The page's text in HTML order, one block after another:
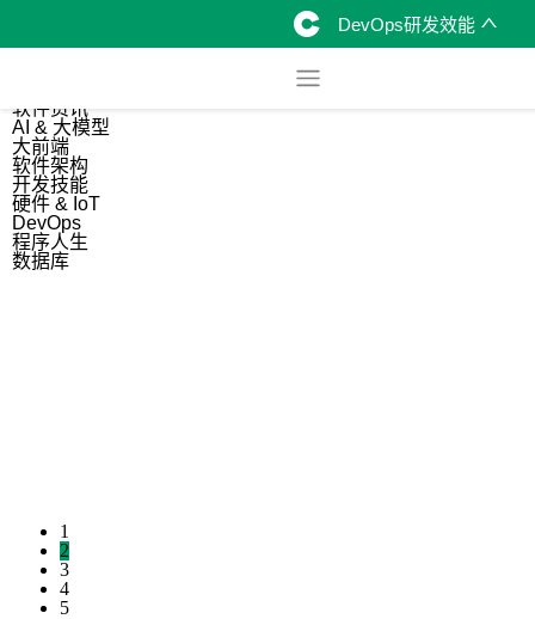
DevOps研发效能
软件资讯
AI & 大模型
大前端
软件架构
开发技能
硬件 & IoT
DevOps
程序人生
数据库
1
2
3
4
5